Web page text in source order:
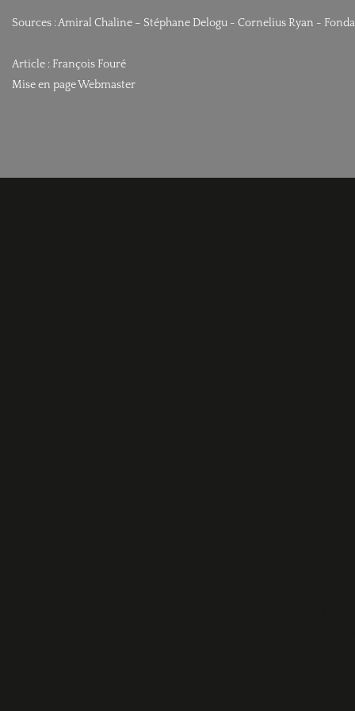
Sources : Amiral Chaline – Stéphane Delogu - Cornelius Ryan -
Article : François Fouré
Mise en page Webmaster